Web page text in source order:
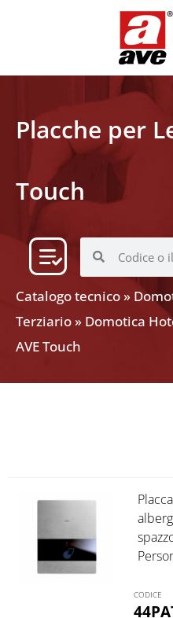
Placche per
Touch
Catalogo tecnico»
Terziario » Domotica
AVE Touch